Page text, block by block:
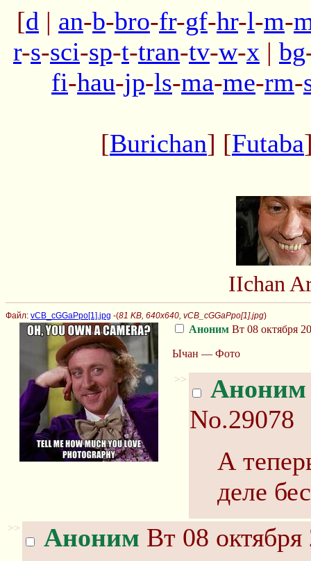
[d | an-b-bro-fr-gf-hr-l-m-
r-s-sci-sp-t-tran-tv-w-x | bg
fi-hau-jp-ls-ma-me-rm-
[Burichan] [Futaba
IIchan
Файл: vCB_cGGaPpo[1].jpg -(81 KB, 640x640, vCB_cGGaPpo[1].jpg)
Аноним Вт 08 октября
Ычан — Фото
>> Аноним
No.29078
А
деле
>> Аноним Вт 08